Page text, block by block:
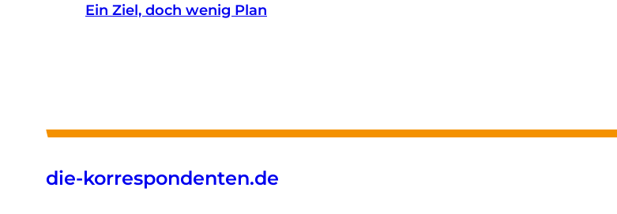
Ein Ziel, doch wenig Plan
die-korrespondenten.de